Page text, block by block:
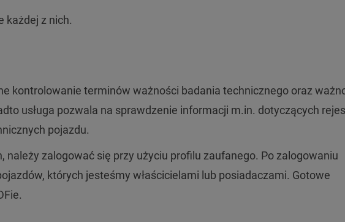
każdej z nich.
kontrolowanie terminów ważności badania technicznego oraz
usługa pozwala na sprawdzenie informacji m.in. dotyczących
pojazdu.
należy zalogować się przy użyciu profilu zaufanego. Po zalogowaniu
których jesteśmy właścicielami lub posiadaczami. Gotowe